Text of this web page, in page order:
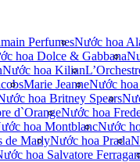
PerfumesNước hoa
hoa Dolce & Gabbana
Nước hoa Kilian
Marie JeanneNước
hoa Britney Spears
d`OrangeNước hoa
hoa MontblancNước
de MarlyNước hoa Prada
hoa Salvatore